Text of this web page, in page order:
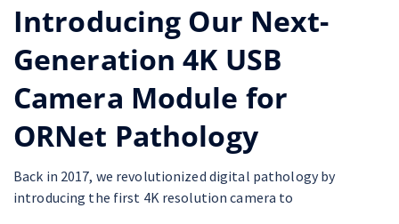
Introducing Our Next-
Generation 4K USB
Camera Module for
ORNet Pathology
Back in 2017, we revolutionized digital pathology by
introducing the first 4K resolution camera to